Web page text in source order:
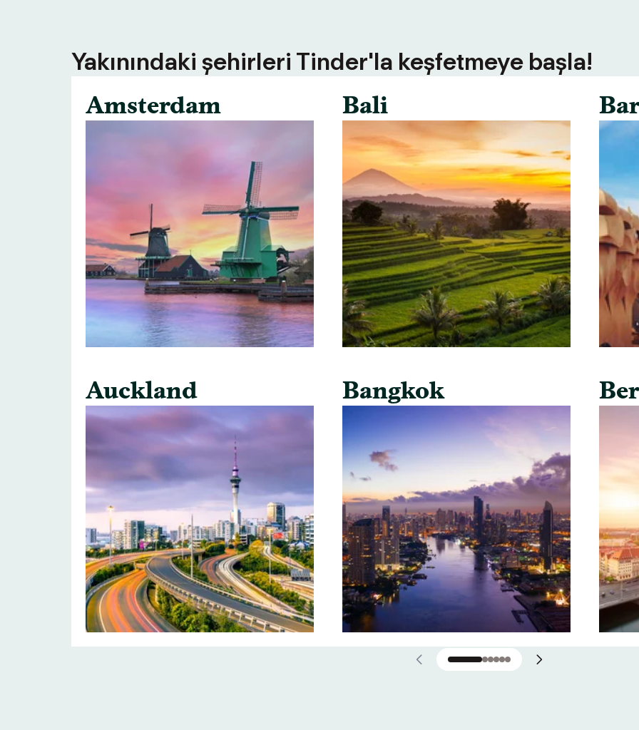
Yakınındaki şehirleri Tinder'la keşfetmeye başla!
Amsterdam
Auckland
Bali
Bangkok